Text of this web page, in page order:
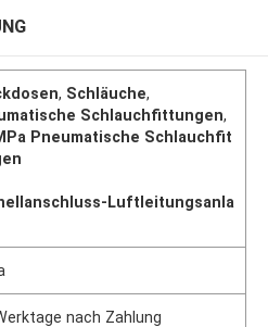
, Schläuche,
Schlauchfittungen,
Pneumatische Schlauchfit
Luftleitungsanla
nach Zahlung